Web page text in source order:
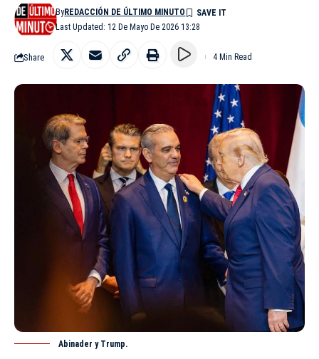
Last Updated: 12 De Mayo De 2026 13:28
ByREDACCIÓN DE ÚLTIMO MINUTO
Share 4 Min Read
Abinader y Trump.